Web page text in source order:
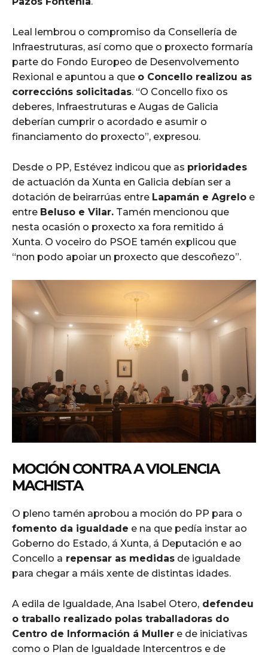
Leal lembrou o compromiso da Consellería de
Infraestruturas, así como que o proxecto formaría
parte do Fondo Europeo de Desenvolvemento
Rexional e apuntou a que o Concello realizou as
correccións solicitadas. “O Concello fixo os
deberes, Infraestruturas e Augas de Galicia
deberían cumprir o acordado e asumir o
financiamento do proxecto”, expresou.
Desde o PP, Estévez indicou que as prioridades
de actuación da Xunta en Galicia debían ser a
dotación de beirarrúas entre Lapamán e Agrelo e
entre Beluso e Vilar. Tamén mencionou que
nesta ocasión o proxecto xa fora remitido á
Xunta. O voceiro do PSOE tamén explicou que
“non podo apoiar un proxecto que descoñezo”.
MOCIÓN CONTRA A VIOLENCIA
MACHISTA
O pleno tamén aprobou a moción do PP para o
fomento da igualdade e na que pedía instar ao
Goberno do Estado, á Xunta, á Deputación e ao
Concello a repensar as medidas de igualdade
para chegar a máis xente de distintas idades.
A edila de Igualdade, Ana Isabel Otero, defendeu
o traballo realizado polas traballadoras do
Centro de Información á Muller e de iniciativas
como o Plan de Igualdade Intercentros e de